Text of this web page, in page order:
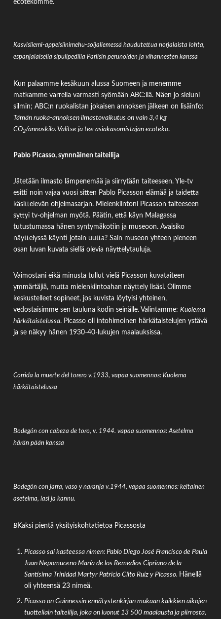
ecotekomme.
Kasvisliemi-appelsiinimehu-soijaliemessä haudutettua norjalaista lohta,
espanjalaisella sipulipedillä Pariisin perunoiden ja vihannesten kanssa
Kun palaamme kesäkuun alussa Suomeen ja menemme
matkamme varrella varmasti syömään ABC:llä. Näen jo sieluni
silmin; ABC:n ruokalistan jokaisen annoksen jälkeen on lisäinfo:
Tämän ruoka-annoksen ilmastovaikutus on vain 3,4 kg
CO2/annoskilo. Valitse ja tee asiakasomistajan ecoteko.
Pablo Picasso, synnnäinen taiteilija
Jätetään ilmasto lämpenemää ja siirrytään taiteeseen. Yle-tv
esitti noin vajaa vuosi sitten Pablo Picasson elämää ja taidetta
käsittelevän ohjelmasarjan. Mielenkiintoni Picasson taiteeseen
syttyi tv-ohjelman myötä. Päätin, että käyn Malagassa
tutustumassa hänen syntymäkotiin ja museoon. Avaisiko
näyttelyssä käynti jotain uutta? Sain museon yhteen pieneen
osan luvan kuvata siellä olevia näyttelytauluja.
Vaimostani eikä minusta tullut vielä Picasson kuvataiteen
ymmärtäjiä, mutta mielenkiintoahan näyttely lisäsi. Olimme
keskustelleet sopineet, jos kuvista löytyisi yhteinen,
vedostaisimme sen tauluna kodin seinälle. Valintamme: Kuolema
härkätaistelussa. Picasso oli intohimoinen härkätaistelujen ystävä
ja se näkyy hänen 1930-40-lukujen maalauksissa.
Corrida la muerte del torero v.1933, vapaa suomennos: Kuolema
härkätaistelussa
Bodegón con cabeza de toro, v. 1944. vapaa suomennos: Asetelma
härän pään kanssa
Bodegón con jarra, vaso y naranja v.1944, vapaa suomennos: keltainen
asetelma, lasi ja kannu.
BKaksi pientä yksityiskohtatietoa Picassosta
Picasso sai kasteessa nimen: Pablo Diego José Francisco de Paula
Juan Nepomuceno María de los Remedios Cipriano de la
Santísima Trinidad Martyr Patricio Clito Ruíz y Picasso. Hänellä
oli yhteensä 23 nimeä.
Picasso on Guinnessin ennätystenkirjan mukaan kaikkien aikojen
tuotteliain taiteilija, joka on luonut 13 500 maalausta ja piirrosta,